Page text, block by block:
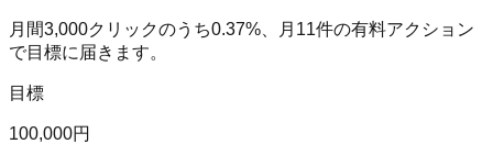
月間3,000クリックのうち0.37%、月 11件の有料アクション
で目標に届きます。
目標
100,000円